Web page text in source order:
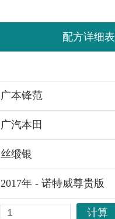
配方详细表
广本锋范
广汽本田
丝缎银
2017年 - 诺特威尊贵版
计算